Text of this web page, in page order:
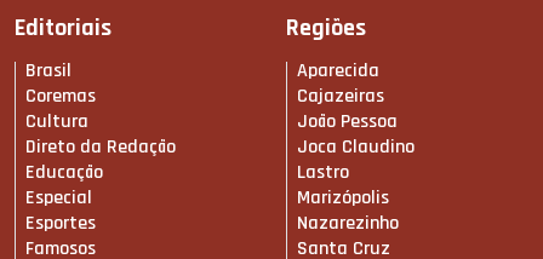
Editoriais
Brasil
Coremas
Cultura
Direto da Redação
Educação
Especial
Esportes
Famosos
Regiões
Aparecida
Cajazeiras
João Pessoa
Joca Claudino
Lastro
Marizópolis
Nazarezinho
Santa Cruz